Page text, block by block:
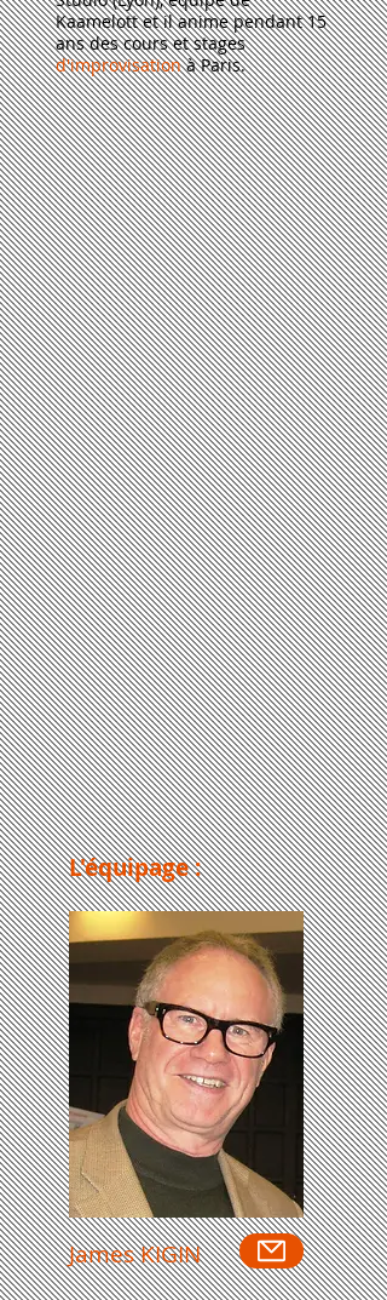
Kaamelott et il anime pendant 15
ans des cours et stages
d'improvisationà Paris.
L'équipage :
James KIGIN